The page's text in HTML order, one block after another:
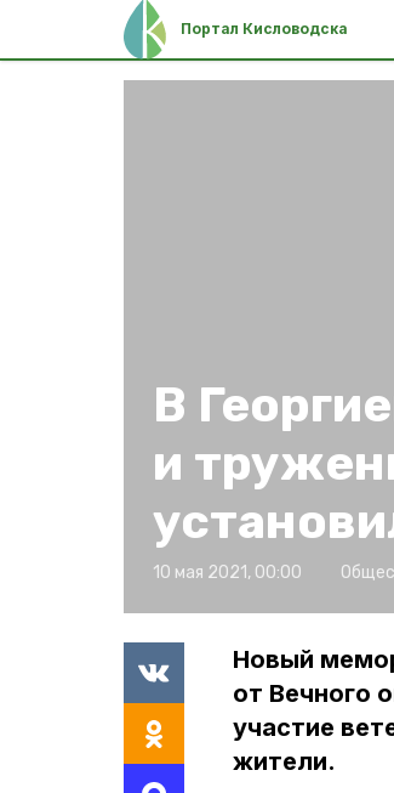
Портал Кисловодска
В
и
10 мая 2021, 00:00
Новый
от Вечного
участие
жители.